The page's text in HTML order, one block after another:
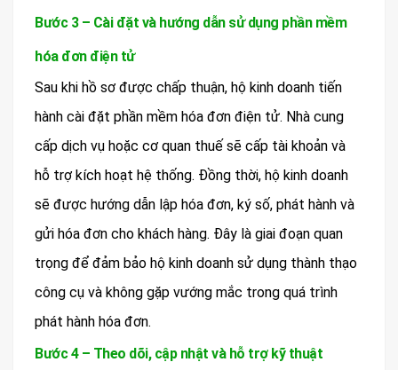
Bước 3 – Cài đặt và hướng dẫn sử dụng phần mềm
hóa đơn điện tử
Sau khi hồ sơ được chấp thuận, hộ kinh doanh tiến
hành cài đặt phần mềm hóa đơn điện tử. Nhà cung
cấp dịch vụ hoặc cơ quan thuế sẽ cấp tài khoản và
hỗ trợ kích hoạt hệ thống. Đồng thời, hộ kinh doanh
sẽ được hướng dẫn lập hóa đơn, ký số, phát hành và
gửi hóa đơn cho khách hàng. Đây là giai đoạn quan
trọng để đảm bảo hộ kinh doanh sử dụng thành thạo
công cụ và không gặp vướng mắc trong quá trình
phát hành hóa đơn.
Bước 4 – Theo dõi, cập nhật và hỗ trợ kỹ thuật